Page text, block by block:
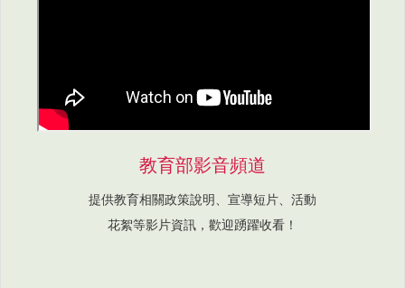
教育部影音頻道
提供教育相關政策說明、宣導短片、活動
花絮等影片資訊，歡迎踴躍收看！